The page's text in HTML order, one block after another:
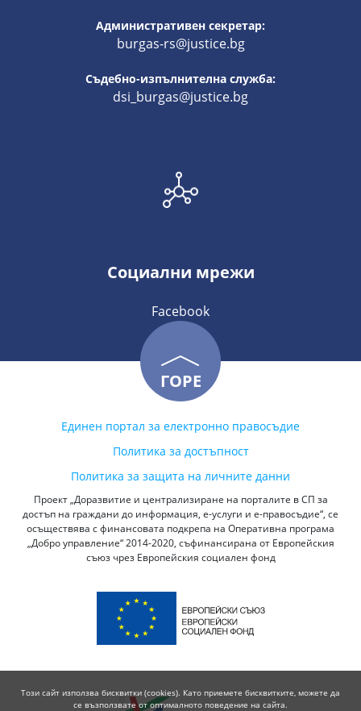
Административен секретар:
burgas-rs@justice.bg
Съдебно-изпълнителна служба:
dsi_burgas@justice.bg
Социални мрежи
Facebook
ГОРЕ
Единен портал за електронно правосъдие
Политика за достъпност
Политика за защита на личните данни
Проект „Доразвитие и централизиране на порталите в СП за
достъп на граждани до информация, е-услуги и е-правосъдие“, се
осъществява с финансовата подкрепа на Оперативна програма
„Добро управление“ 2014-2020, съфинансирана от Европейския
съюз чрез Европейския социален фонд
Този сайт използва бисквитки (cookies). Като приемете бисквитките, можете да
се възползвате от оптималното поведение на сайта.